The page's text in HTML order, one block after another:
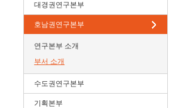
대경권연구본부
호남권연구본부
연구본부 소개
부서 소개
수도권연구본부
기획본부